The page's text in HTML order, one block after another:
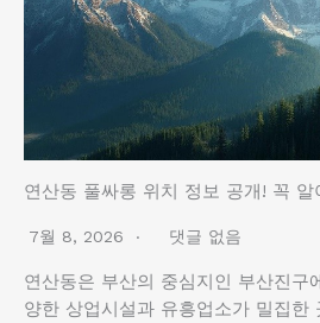
연산동 풀싸롱 위치 정보 공개! 꼭 알
7월 8, 2026 댓글 없음
연산동은 부산의 중심지인 부산진구
양한 상업시설과 유흥업소가 밀집한